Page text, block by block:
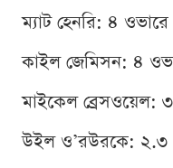
ম্যাট হেনরি: ৪
কাইল জেমিসন: ৪
মাইকেল ব্রেসওয়েল:
উইল ও’রউরকে: ২.৩